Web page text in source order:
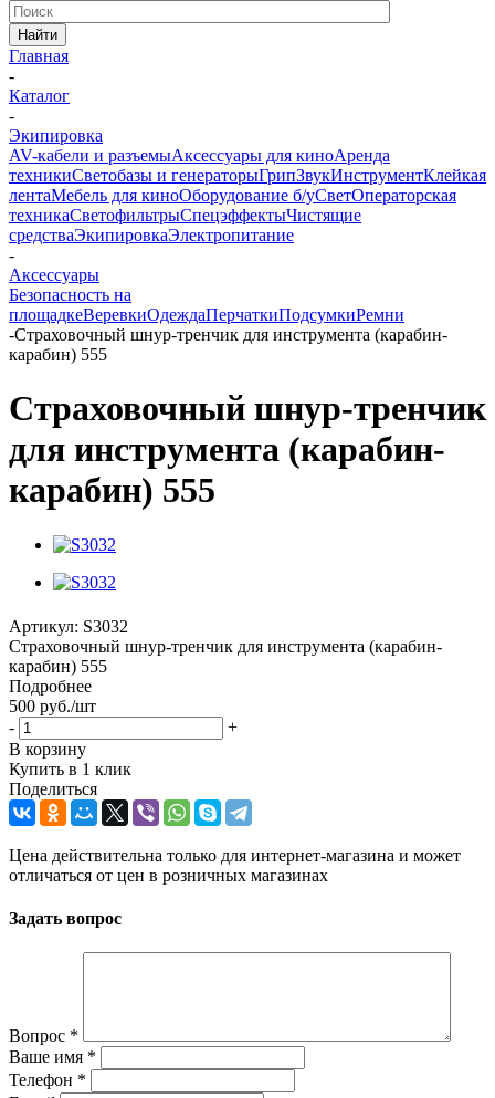
Найти
Главная
-
Каталог
-
Экипировка
AV-кабели и разъемыАксессуары для киноАренда
техникиСветобазы и генераторыГрипЗвукИнструментКлейкая
лентаМебель для киноОборудование б/уСветОператорская
техникаСветофильтрыСпецэффектыЧистящие
средстваЭкипировкаЭлектропитание
-
Аксессуары
Безопасность на
площадкеВеревкиОдеждаПерчаткиПодсумкиРемни
-Страховочный шнур-тренчик для инструмента (карабин-
карабин) 555
Страховочный шнур-тренчик
для инструмента (карабин-
карабин) 555
Артикул: S3032
Страховочный шнур-тренчик для инструмента (карабин-
карабин) 555
Подробнее
500 руб./шт
-
+
В корзину
Купить в 1 клик
Поделиться
Цена действительна только для интернет-магазина и может
отличаться от цен в розничных магазинах
Задать вопрос
Вопрос *
Ваше имя *
Телефон *